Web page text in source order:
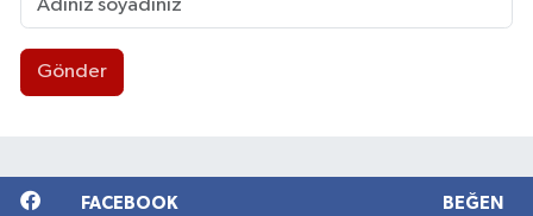
Gönder
FACEBOOK BEĞEN